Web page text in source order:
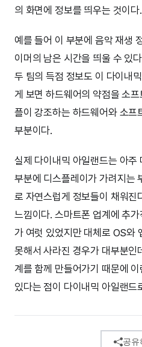
의 화면에 정보를 띄우는 것이다.
예를 들어 이 부분에 음악 재생
이머의 남은 시간을 띄울 수 있
두 팀의 득점 정보도 이 다이내
게 보면 하드웨어의 약점을 소
플이 강조하는 하드웨어와 소프
부분이다.
실제 다이내믹 아일랜드는 아주
부분에 디스플레이가 가려지는
로 자연스럽게 정보들이 채워진
느낌이다. 스마트폰 업계에 추
가 여럿 있었지만 대체로 OS와
못해서 사라진 경우가 대부분인
계를 함께 만들어가기 때문에
있다는 점이 다이내믹 아일랜드
공유